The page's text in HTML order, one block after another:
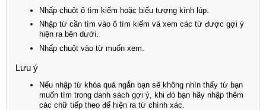
Nhấp chuột ô tìm kiếm hoặc biểu tượng kính lúp.
Nhập từ cần tìm vào ô tìm kiếm và xem các từ được gợi ý
hiện ra bên dưới.
Nhấp chuột vào từ muốn xem.
Lưu ý
Nếu nhập từ khóa quá ngắn bạn sẽ không nhìn thấy từ bạn
muốn tìm trong danh sách gợi ý, khi đó bạn hãy nhập thêm
các chữ tiếp theo để hiện ra từ chính xác.